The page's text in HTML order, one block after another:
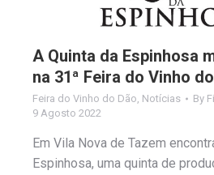
A Quinta da Espinhosa
na 31ª Feira do Vinho
Feira do Vinho do Dão, Notícias By
9 Agosto 2022
Em Vila Nova de Tazem
Espinhosa, uma quinta de